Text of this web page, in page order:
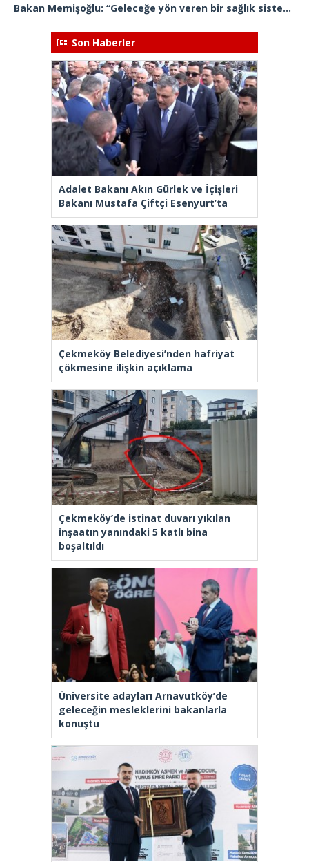
Bakan Memişoğlu: “Geleceğe yön veren bir sağlık sistemini inşa edeceğiz”
Son Haberler
Adalet Bakanı Akın Gürlek ve İçişleri
Bakanı Mustafa Çiftçi Esenyurt’ta
Çekmeköy Belediyesi’nden hafriyat
çökmesine ilişkin açıklama
Çekmeköy’de istinat duvarı yıkılan
inşaatın yanındaki 5 katlı bina
boşaltıldı
Üniversite adayları Arnavutköy’de
geleceğin mesleklerini bakanlarla
konuştu